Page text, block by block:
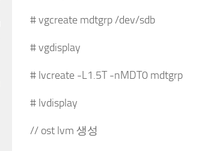
# vgcreate mdtgrp /dev/sdb
# vgdisplay
# lvcreate -L1.5T -nMDT0 mdtgrp
# lvdisplay
// ost lvm 생성